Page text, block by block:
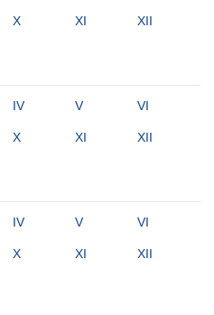
X XI XII
IV V VI
X XI XII
IV V VI
X XI XII